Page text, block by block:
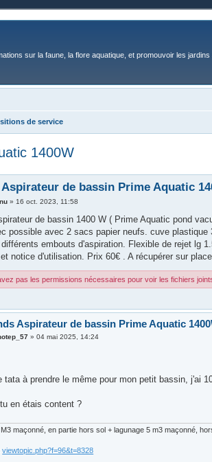
sur la faune, la flore aquatique, et promouvoir les jardins
de service
1400W
Aspirateur de bassin Prime Aquatic
» 16 oct. 2023, 11:58
de bassin 1400 W ( Prime Aquatic pond
possible avec 2 sacs papier neufs. cuve
embouts d'aspiration. Flexible de rejet lg
notice d'utilisation. Prix 60€ . A récupérer sur
pas les permissions nécessaires pour voir les fichiers
Aspirateur de bassin Prime Aquatic
»04 mai 2025, 14:24
tata à prendre le même pour mon petit bassin, j'ai
en étais content ?
maçonné, en partie hors sol + lagunage 5 m3 maçonné,
viewtopic.php?f=96&t=8328